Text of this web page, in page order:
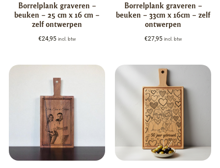
Borrelplank graveren –
beuken – 25 cm x 16 cm –
zelf ontwerpen
€24,95 incl. btw
Borrelplank graveren –
beuken – 33cm x 16cm – zelf
ontwerpen
€27,95 incl. btw